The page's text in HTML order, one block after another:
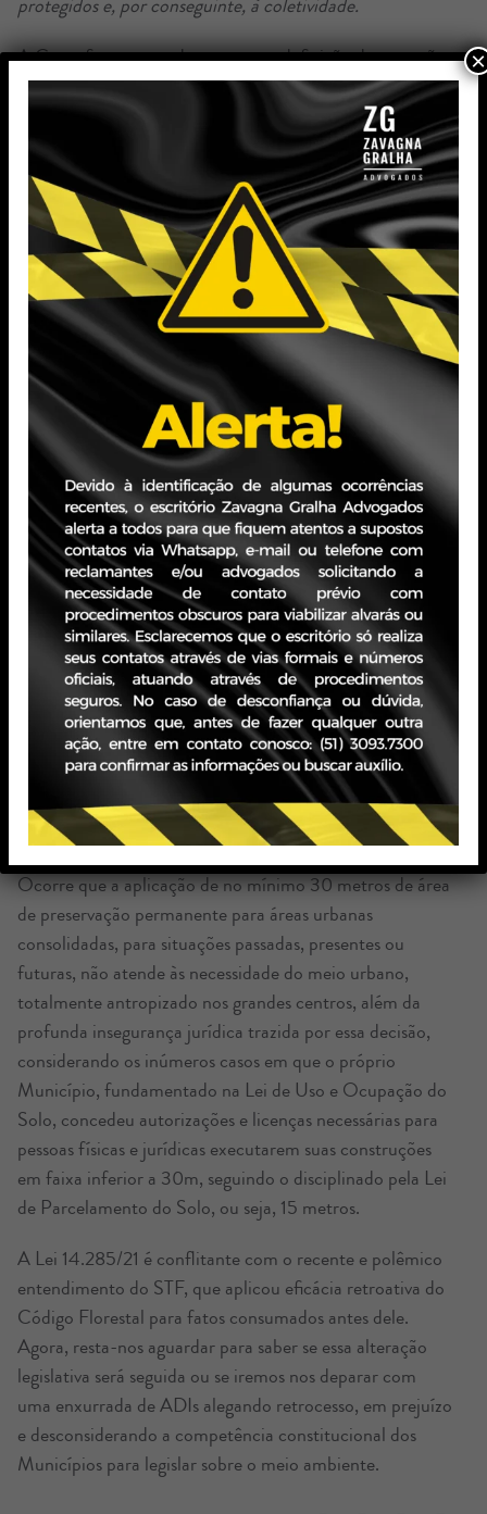
A Corte fixou a tese de que para a definição da extensão
não edificável, nas áreas de preservação permanente, de
qualquer curso d’água, perene ou intermitente, em
trechos caracterizados como área urbana consolidada,
prevalece o disciplinado pelo novo Código Florestal em
relação às leis municipais de Uso e Ocupação do Solo e
os 15 metros disciplinado pela Lei de Parcelamento do
Solo (Lei 6.766/79).
Antes disso, por ausência de previsão legal do antigo
Código Florestal, vários Tribunais de Justiça entendiam
que o Código Florestal deveria incidir sobre imóveis
rurais e a Lei de Uso e Ocupação do Solo, sobre os
imóveis urbanos.
O STJ ainda não modulou os efeitos do acórdão,
entretanto, considerando que decidiu pela aplicação
retroativa do Código Florestal de 2012 (Lei Federal nº
12.651/2012, que fixa o limite de 30 a 500 metros,
dependendo da largura do rio — artigo 4º), entende-se
que passará a ter efeito sob qualquer situação: passada,
presente e futura, estabelecendo que aos casos concretos
afetados, na vigência do novo Código Florestal,
construções de novas obras deveriam respeitar a extensão
de área não edificável nas áreas de preservação
permanente em trechos caracterizados como área
urbana consolidada, conforme disciplina seu artigo 4º, I,
alíneas “a”, “b”, “c”, “d” e “e”.
Ocorre que a aplicação de no mínimo 30 metros de área
de preservação permanente para áreas urbanas
consolidadas, para situações passadas, presentes ou
futuras, não atende às necessidade do meio urbano,
totalmente antropizado nos grandes centros, além da
profunda insegurança jurídica trazida por essa decisão,
considerando os inúmeros casos em que o próprio
Município, fundamentado na Lei de Uso e Ocupação do
Solo, concedeu autorizações e licenças necessárias para
pessoas físicas e jurídicas executarem suas construções
em faixa inferior a 30m, seguindo o disciplinado pela Lei
de Parcelamento do Solo, ou seja, 15 metros.
A Lei 14.285/21 é conflitante com o recente e polêmico
entendimento do STF, que aplicou eficácia retroativa do
Código Florestal para fatos consumados antes dele.
Agora, resta-nos aguardar para saber se essa alteração
legislativa será seguida ou se iremos nos deparar com
uma enxurrada de ADIs alegando retrocesso, em prejuízo
e desconsiderando a competência constitucional dos
Municípios para legislar sobre o meio ambiente.
×